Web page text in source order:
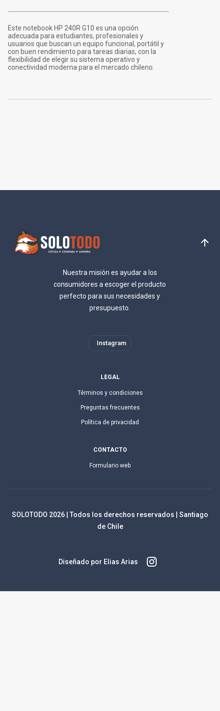
Este notebook HP 240R G10 es una opción
adecuada para estudiantes, profesionales y
usuarios que buscan un equipo funcional, portátil y
con buen rendimiento para tareas diarias, con la
flexibilidad de elegir su sistema operativo y
conectividad moderna para el mercado chileno.
Nuestra misión es ayudar a los
consumidores a escoger el producto
perfecto para sus necesidades y
presupuesto.
Instagram
LEGAL
Términos y condiciones
Preguntas frecuentes
Política de privacidad
CONTACTO
Formulario web
SOLOTODO 2026 | Todos los derechos reservados | Santiago
de Chile
Diseñado por Elias Arias